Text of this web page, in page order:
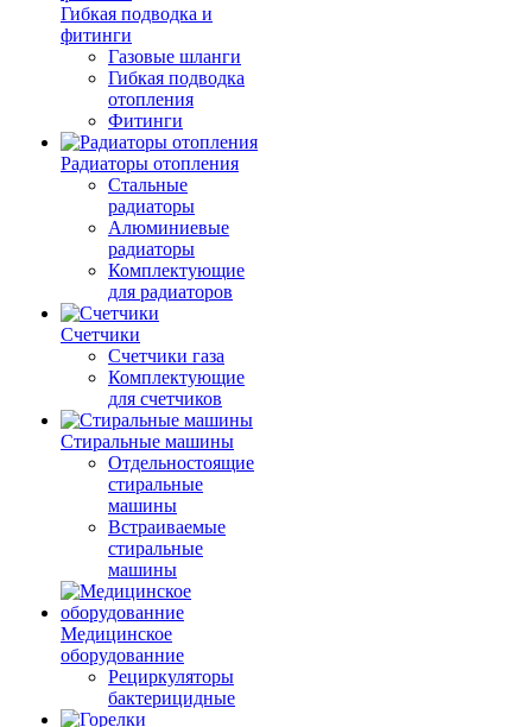
Гибкая подводка и
фитинги
Газовые шланги
Гибкая подводка
отопления
Фитинги
Радиаторы отопления
Стальные
радиаторы
Алюминиевые
радиаторы
Комплектующие
для радиаторов
Счетчики
Счетчики газа
Комплектующие
для счетчиков
Стиральные машины
Отдельностоящие
стиральные
машины
Встраиваемые
стиральные
машины
Медицинское
оборудованние
Рециркуляторы
бактерицидные